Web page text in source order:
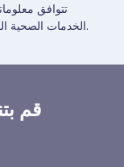
تتوافق
الخدمات الصحية الوطنية في إرشاداتها لإنشاء محتوى صحي.
قم